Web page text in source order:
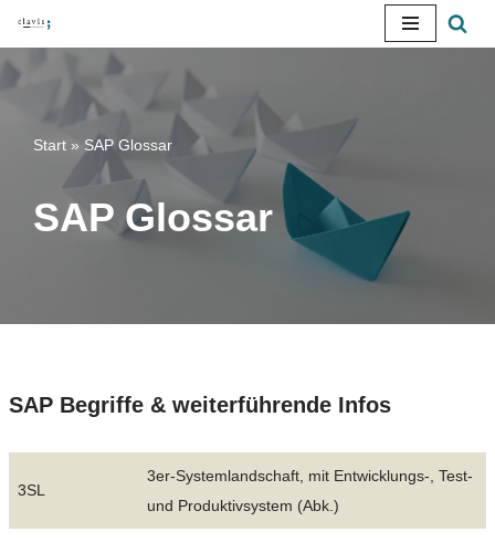
Start » SAP Glossar
SAP Glossar
SAP Begriffe & weiterführende Infos
3SL
3er-Systemlandschaft, mit Entwicklungs-, Test-
und Produktivsystem (Abk.)